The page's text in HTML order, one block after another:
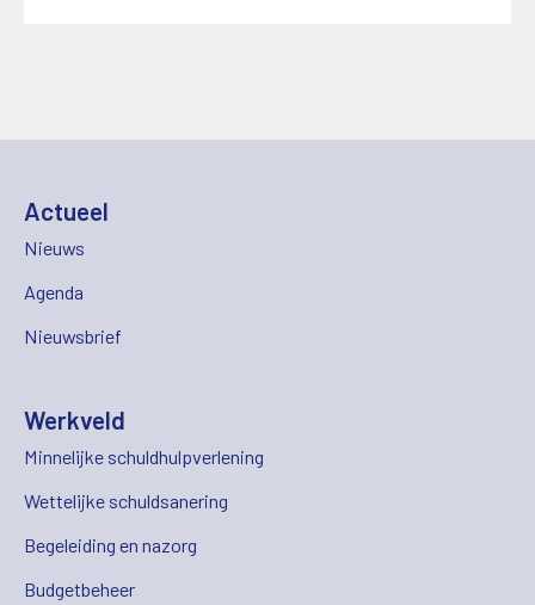
Actueel
Nieuws
Agenda
Nieuwsbrief
Werkveld
Minnelijke schuldhulpverlening
Wettelijke schuldsanering
Begeleiding en nazorg
Budgetbeheer